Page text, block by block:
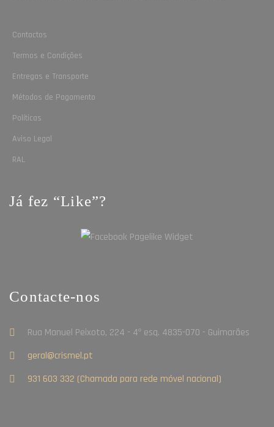
Contactos
Termos e Condições
Entregas e Transporte
Métodos de Pagamento
Políticas
Aviso Legal
RAL
Já fez “Like”?
Contacte-nos
Rua Manuel Peixoto, 224 - 4º esq. 4835-070 - Guimarães
geral@crismel.pt
931 603 332 (Chamada para rede móvel nacional)